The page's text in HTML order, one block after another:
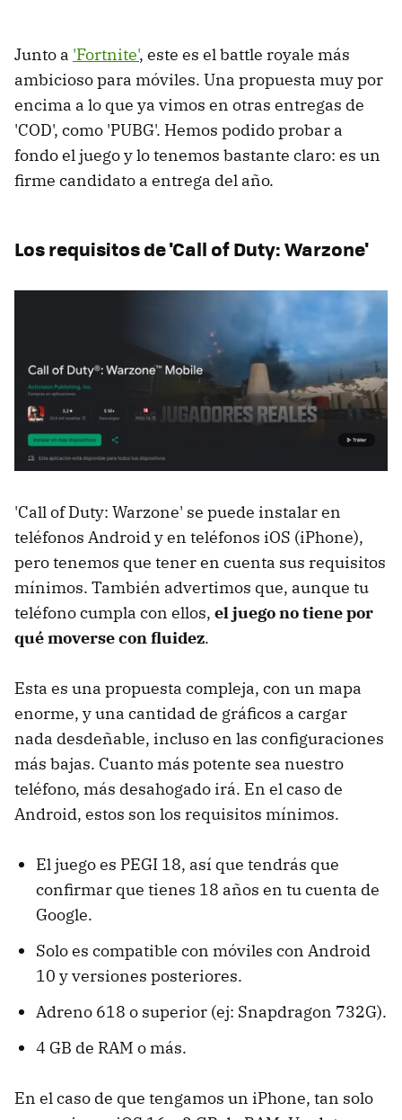
Junto a 'Fortnite', este es el battle royale más
ambicioso para móviles. Una propuesta muy por
encima a lo que ya vimos en otras entregas de
'COD', como 'PUBG'. Hemos podido probar a
fondo el juego y lo tenemos bastante claro: es un
firme candidato a entrega del año.
Los requisitos de 'Call of Duty: Warzone'
'Call of Duty: Warzone' se puede instalar en
teléfonos Android y en teléfonos iOS (iPhone),
pero tenemos que tener en cuenta sus requisitos
mínimos. También advertimos que, aunque tu
teléfono cumpla con ellos, el juego no tiene por
qué moverse con fluidez.
Esta es una propuesta compleja, con un mapa
enorme, y una cantidad de gráficos a cargar
nada desdeñable, incluso en las configuraciones
más bajas. Cuanto más potente sea nuestro
teléfono, más desahogado irá. En el caso de
Android, estos son los requisitos mínimos.
El juego es PEGI 18, así que tendrás que
confirmar que tienes 18 años en tu cuenta de
Google.
Solo es compatible con móviles con Android
10 y versiones posteriores.
Adreno 618 o superior (ej: Snapdragon 732G).
4 GB de RAM o más.
En el caso de que tengamos un iPhone, tan solo